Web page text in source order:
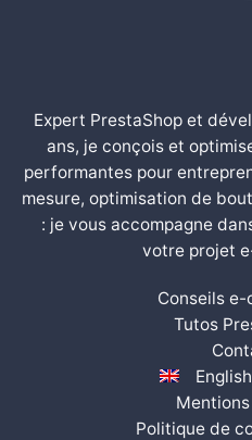
Expert PrestaShop et
ans, je conçois et
performantes pour
mesure, optimisation de
: je vous accompagne
votre projet
Conseils
Tutos
English
Politique de